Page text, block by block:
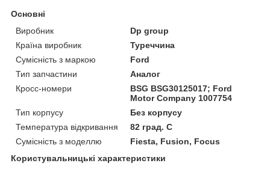
Основні
Виробник
Dp group
Країна виробник
Туреччина
Сумісність з маркою
Ford
Тип запчастини
Аналог
Кросс-номери
BSG BSG30125017; Ford
Motor Company 1007754
Тип корпусу
Без корпусу
Температура відкривання
82 град. C
Сумісність з моделлю
Fiesta, Fusion, Focus
Користувальницькі характеристики